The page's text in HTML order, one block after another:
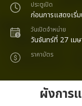
ประตูเปิด
ก่อนการแสดงเริ่
วันเปิดจำหน่าย
วันจันทร์ที่ 27 เม
ราคาบัตร
ผังการ